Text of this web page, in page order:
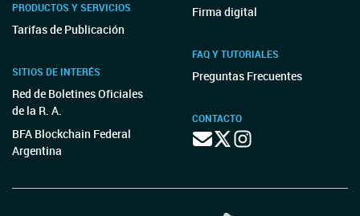
PRODUCTOS Y SERVICIOS
Tarifas de Publicación
SITIOS DE INTERÉS
Red de Boletines Oficiales
de la R. A.
BFA Blockchain Federal
Argentina
Firma digital
FAQ Y TUTORIALES
Preguntas Frecuentes
CONTACTO